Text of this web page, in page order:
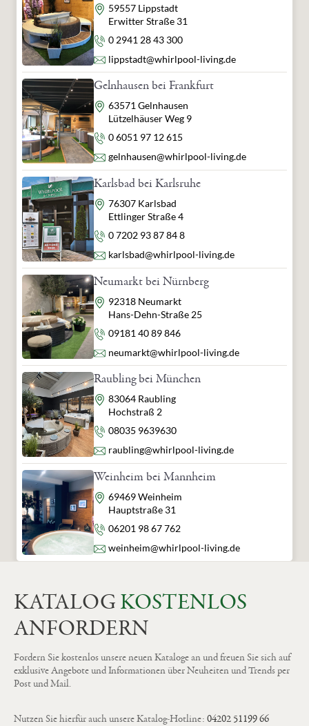
Adresse
59557 Lippstadt
Erwitter Straße 31
Telefon
0 2941 28 43 300
E-Mail
lippstadt@whirlpool-living.de
Gelnhausen bei Frankfurt
Adresse
63571 Gelnhausen
Lützelhäuser Weg 9
Telefon
0 6051 97 12 615
E-Mail
gelnhausen@whirlpool-living.de
Karlsbad bei Karlsruhe
Adresse
76307 Karlsbad
Ettlinger Straße 4
Telefon
0 7202 93 87 84 8
E-Mail
karlsbad@whirlpool-living.de
Neumarkt bei Nürnberg
Adresse
92318 Neumarkt
Hans-Dehn-Straße 25
Telefon
09181 40 89 846
E-Mail
neumarkt@whirlpool-living.de
Raubling bei München
Adresse
83064 Raubling
Hochstraß 2
Telefon
08035 9639630
E-Mail
raubling@whirlpool-living.de
Weinheim bei Mannheim
Adresse
69469 Weinheim
Hauptstraße 31
Telefon
06201 98 67 762
E-Mail
weinheim@whirlpool-living.de
KATALOG KOSTENLOS
ANFORDERN
Fordern Sie kostenlos unsere neuen Kataloge an und freuen Sie sich auf
exklusive Angebote und Informationen über Neuheiten und Trends per
Post und Mail.
Nutzen Sie hierfür auch unsere Katalog-Hotline: 04202 51199 66